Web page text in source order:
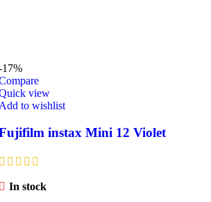
17%
view
to wishlist
instax Mini 12 Violet
In stock